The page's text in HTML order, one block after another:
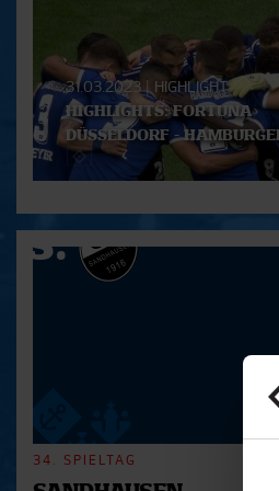
Playlist
31.03.2023| HIGHLIGHT
HIGHLIGHTS: FORTUNA
DÜSSELDORF -
34. SPIELTAG